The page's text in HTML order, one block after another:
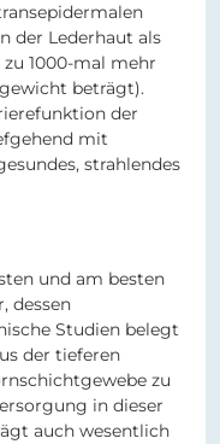
der Lederhaut als
1000-mal mehr
beträgt).
der
mit
strahlendes
und am besten
dessen
Studien belegt
der tieferen
zu
in dieser
auch wesentlich